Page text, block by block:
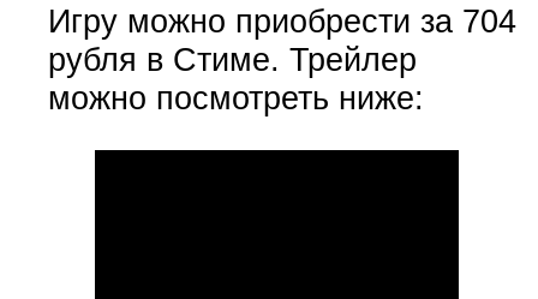
Игру можно приобрести за 704
рубля в Стиме. Трейлер
можно посмотреть ниже: